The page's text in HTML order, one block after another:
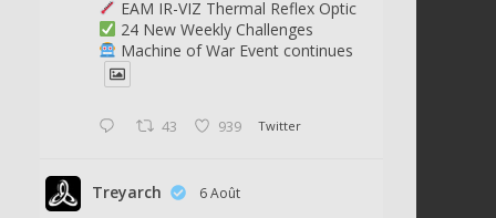
EAM IR-VIZ Thermal Reflex Optic
24 New Weekly Challenges
Machine of War Event continues
43 939 Twitter
Treyarch 6 Août